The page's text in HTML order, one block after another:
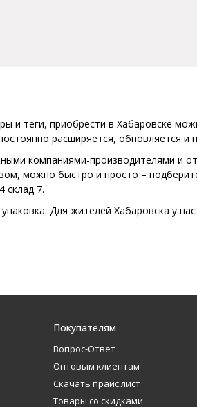
и теги, приобрести в Хабаровске
расширяется, обновляется и
компаниями-производителями и
можно быстро и просто –
склад 7.
Для жителей Хабаровска у
Покупателям
Вопрос-Ответ
Оптовым клиентам
Скачать прайс лист
Товары со скидками